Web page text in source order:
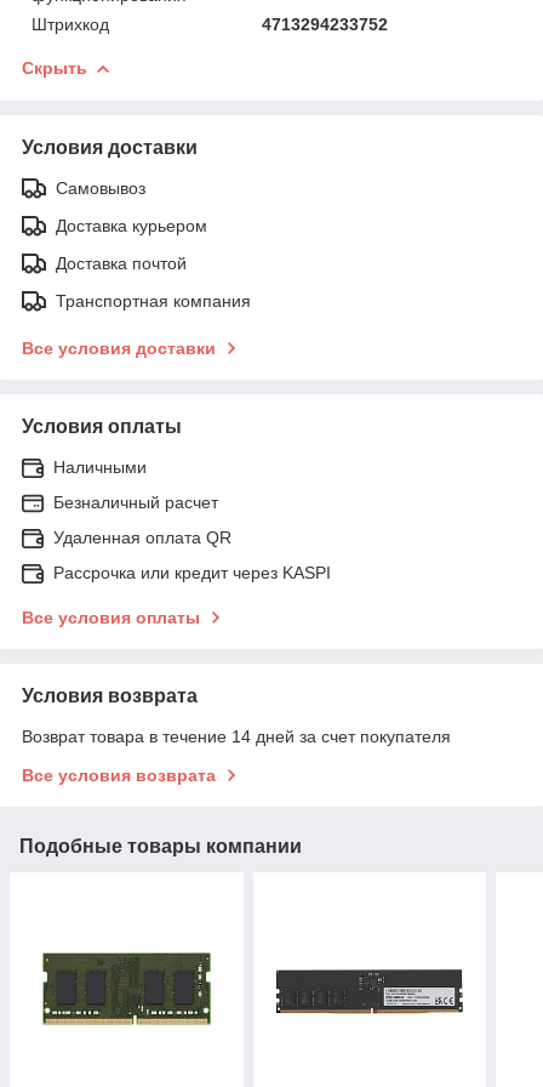
Штрихкод
4713294233752
Скрыть
Условия доставки
Самовывоз
Доставка курьером
Доставка почтой
Транспортная компания
Все условия доставки
Условия оплаты
Наличными
Безналичный расчет
Удаленная оплата QR
Рассрочка или кредит через KASPI
Все условия оплаты
Условия возврата
Возврат товара в течение 14 дней за счет покупателя
Все условия возврата
Подобные товары компании